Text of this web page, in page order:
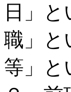
日」
職」と
等」と